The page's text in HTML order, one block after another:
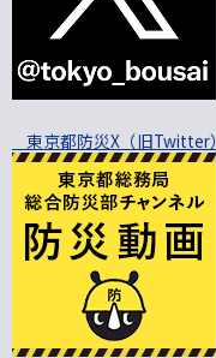
東京都防災X（旧Twitter）